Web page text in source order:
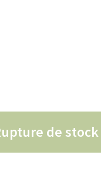
de stock